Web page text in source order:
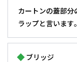
カートンの蓋部分
ラップと言います｡
ブリッジ